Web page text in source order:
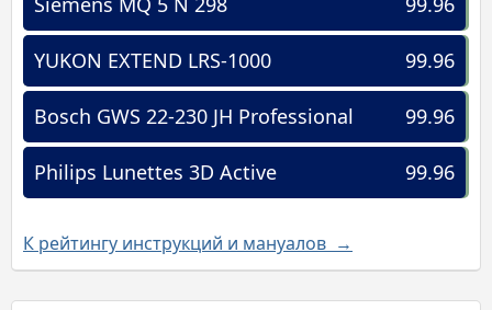
99.96
YUKON EXTEND LRS-1000
99.96
Bosch GWS 22-230 JH Professional
99.96
Philips Lunettes 3D Active
К рейтингу инструкций и мануалов →